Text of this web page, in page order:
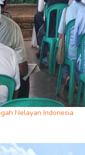
Nelayan Indonesia